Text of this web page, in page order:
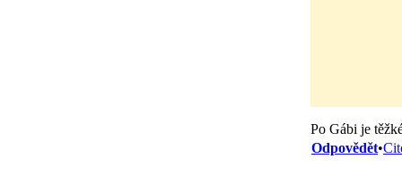
Po Gábi je
Odpovědět•